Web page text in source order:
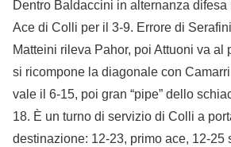
Dentro Baldaccini in alternanza
Ace di Colli per il 3-9. Errore di
Matteini rileva Pahor, poi Attuoni va al
si ricompone la diagonale con
vale il 6-15, poi gran “pipe” dello
18. È un turno di servizio di Colli a
destinazione: 12-23, primo ace, 12-25